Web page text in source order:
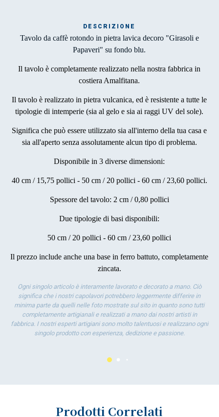
DESCRIZIONE
Tavolo da caffè rotondo in pietra lavica decoro "Girasoli e
Papaveri" su fondo blu.
Il tavolo è completamente realizzato nella nostra fabbrica in
costiera Amalfitana.
Il tavolo è realizzato in pietra vulcanica, ed è resistente a tutte le
tipologie di intemperie (sia al gelo e sia ai raggi UV del sole).
Significa che può essere utilizzato sia all'interno della tua casa e
sia all'aperto senza assolutamente alcun tipo di problema.
Disponibile in 3 diverse dimensioni:
40 cm / 15,75 pollici - 50 cm / 20 pollici - 60 cm / 23,60 pollici.
Spessore del tavolo: 2 cm / 0,80 pollici
Due tipologie di basi disponibili:
50 cm / 20 pollici - 60 cm / 23,60 pollici
Il prezzo include anche una base in ferro battuto, completamente
zincata.
Ogni singolo articolo è interamente lavorato e decorato a mano. Ciò
significa che i nostri capolavori potrebbero leggermente differire in
minima parte da quelli nelle foto mostrate sul sito in quanto sono tutti
completamente artigianali e realizzati a mano dai nostri artisti in
fabbrica. I nostri esperti artigiani sono molto talentuosi e realizzano ogni
singolo prodotto con esperienza, dedizione e passione.
Prodotti Correlati